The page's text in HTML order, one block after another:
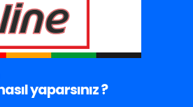
yaparsınız ?